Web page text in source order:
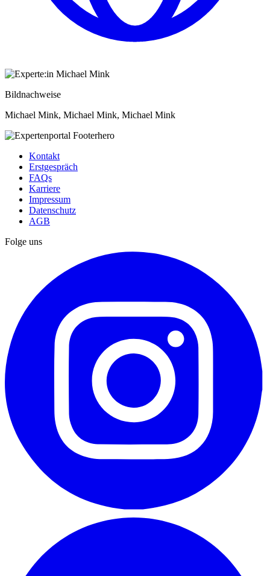
Bildnachweise
Michael Mink, Michael Mink, Michael Mink
Kontakt
Erstgespräch
FAQs
Karriere
Impressum
Datenschutz
AGB
Folge uns